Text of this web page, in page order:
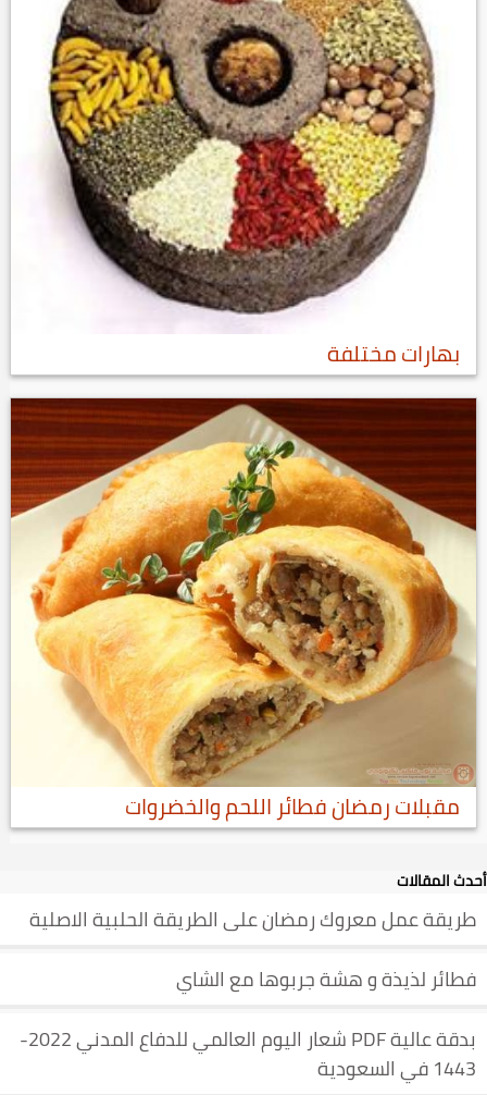
بهارات مختلفة
مقبلات رمضان فطائر اللحم والخضروات
أحدث المقالات
طريقة عمل معروك رمضان على الطريقة الحلبية الاصلية
فطائر لذيذة و هشة جربوها مع الشاي
بدقة عالية PDF شعار اليوم العالمي للدفاع المدني 2022-
1443 في السعودية